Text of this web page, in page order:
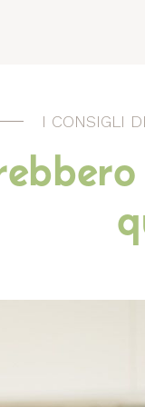
I CONSIGLI